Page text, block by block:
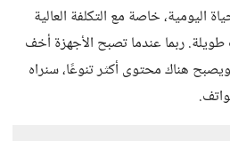
اليومية، خاصة مع التكلفة العالية
طويلة. ربما عندما تصبح الأجهزة أخف
هناك محتوى أكثر تنوعًا، سنراه